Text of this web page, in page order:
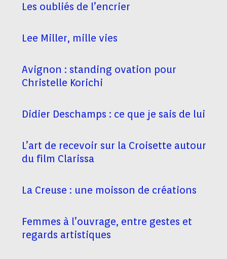
Les oubliés de l’encrier
Lee Miller, mille vies
Avignon : standing ovation pour
Christelle Korichi
Didier Deschamps : ce que je sais de lui
L’art de recevoir sur la Croisette autour
du film Clarissa
La Creuse : une moisson de créations
Femmes à l’ouvrage, entre gestes et
regards artistiques